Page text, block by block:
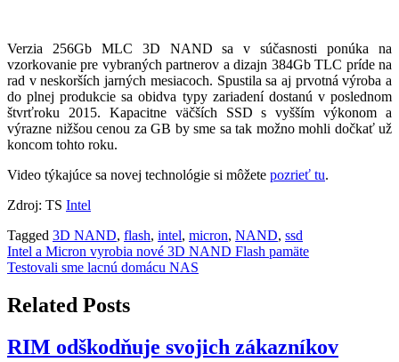
Verzia 256Gb MLC 3D NAND sa v súčasnosti ponúka na
vzorkovanie pre vybraných partnerov a dizajn 384Gb TLC príde na
rad v neskorších jarných mesiacoch. Spustila sa aj prvotná výroba a
do plnej produkcie sa obidva typy zariadení dostanú v poslednom
štvrťroku 2015. Kapacitne väčších SSD s vyšším výkonom a
výrazne nižšou cenou za GB by sme sa tak možno mohli dočkať už
koncom tohto roku.
Video týkajúce sa novej technológie si môžete pozrieť tu.
Zdroj: TS Intel
Tagged 3D NAND, flash, intel, micron, NAND, ssd
Navigácia
v
článku
Intel a Micron vyrobia nové 3D NAND Flash pamäte
Testovali sme lacnú domácu NAS
Related Posts
RIM odškodňuje svojich zákazníkov